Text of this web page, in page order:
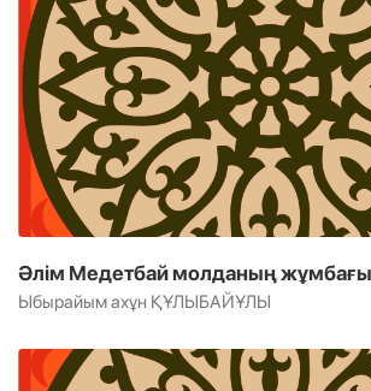
Әлім Медетбай молданың
Ыбырайым ахұн ҚҰЛЫБАЙҰЛЫ